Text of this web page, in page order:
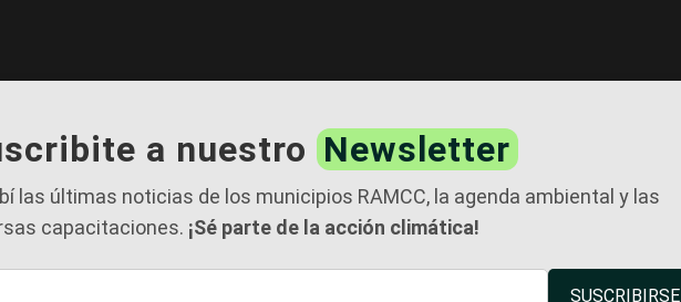
a nuestro Newsletter
las últimas noticias de los municipios RAMCC, la agenda ambiental y las
capacitaciones. ¡Sé parte de la acción climática!
SUSCRIBIRSE